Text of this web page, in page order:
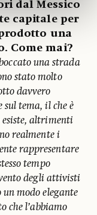
dal Messico
capitale per
una
Come mai?
una strada
stato molto
davvero
sul tema, il che è
esiste, altrimenti
realmente i
rappresentare
tempo
degli attivisti
modo elegante
che l’abbiamo